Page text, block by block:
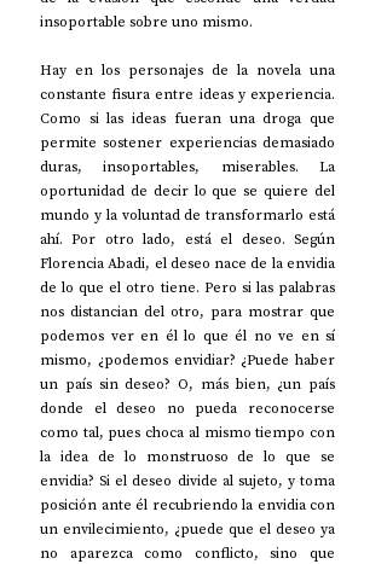
insoportable sobre uno mismo.
Hay en los personajes de la novela una
constante fisura entre ideas y experiencia.
Como si las ideas fueran una droga que
permite sostener experiencias demasiado
duras, insoportables, miserables. La
oportunidad de decir lo que se quiere del
mundo y la voluntad de transformarlo está
ahí. Por otro lado, está el deseo. Según
Florencia Abadi, el deseo nace de la envidia
de lo que el otro tiene. Pero si las palabras
nos distancian del otro, para mostrar que
podemos ver en él lo que él no ve en sí
mismo, ¿podemos envidiar? ¿Puede haber
un país sin deseo? O, más bien, ¿un país
donde el deseo no pueda reconocerse
como tal, pues choca al mismo tiempo con
la idea de lo monstruoso de lo que se
envidia? Si el deseo divide al sujeto, y toma
posición ante él recubriendo la envidia con
un envilecimiento, ¿puede que el deseo ya
no aparezca como conflicto, sino que